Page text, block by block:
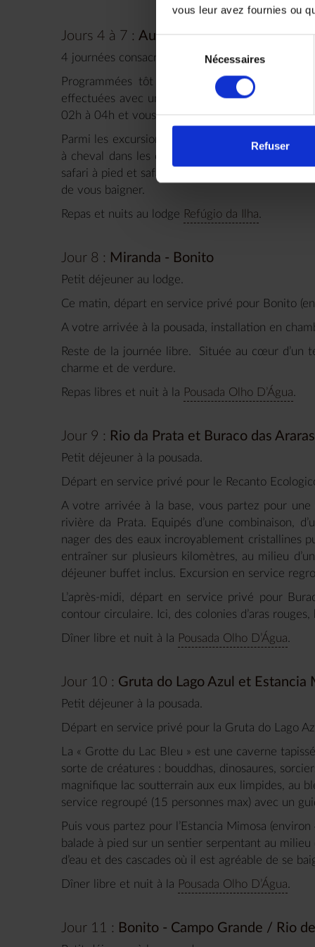
vous leur avez fournies ou
du
consentement
Nécessaires
Refuser
Jours 4 à 7 : Au coeur du Pantanal Sud
4 journées consacrées à l’observation de la
Programmées tôt le matin et en milieu de
effectuées avec un guide local francophone et
02h à 04h et vous permettront d’observer et
Parmi les excursions proposées : balades en
à cheval dans les champs inondés pour
safari à pied et safari en 4x4. Vous aurez
de vous baigner.
Repas et nuits au lodge Refúgio da Ilha
Jour 8 : Miranda - Bonito
Petit déjeuner au lodge.
Ce matin, départ en service privé pour Bonito
A votre arrivée à la pousada, installation en
Reste de la journée libre. Située au cœur d’un
charme et de verdure.
Repas libres et nuit à la Pousada Olho D’Água
Jour 9 : Rio da Prata et Buraco das Araras
Petit déjeuner à la pousada.
Départ en service privé pour le Recanto
A votre arrivée à la base, vous partez pour
rivière da Prata. Equipés d’une combinaison,
nager des des eaux incroyablement cristallines
entraîner sur plusieurs kilomètres, au milieu
déjeuner buffet inclus. Excursion en service
L’après-midi, départ en service privé pour
contour circulaire. Ici, des colonies d’aras
Dîner libre et nuit à la Pousada Olho D’Água
Jour 10 : Gruta do Lago Azul et Estancia
Petit déjeuner à la pousada.
Départ en service privé pour la Gruta do Lago
La « Grotte du Lac Bleu » est une caverne
sorte de créatures : bouddhas, dinosaures,
magnifique lac soutterrain aux eux limpides, au
service regroupé (15 personnes max) avec un
Puis vous partez pour l’Estancia Mimosa
balade à pied sur un sentier serpentant au
d’eau et des cascades où il est agréable de se
Dîner libre et nuit à la Pousada Olho D’Água
Jour 11 : Bonito - Campo Grande / Rio